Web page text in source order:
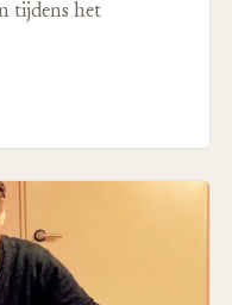
tijdens het